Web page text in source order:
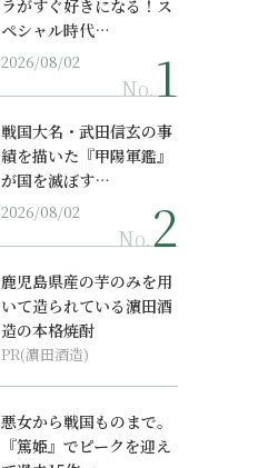
ラがすぐ好きになる！ス
ペシャル時代…
2026/08/02
No.
戦国大名・武田信玄の事
績を描いた『甲陽軍鑑』
が国を滅ぼす…
2026/08/02
No.
鹿児島県産の芋のみを用
いて造られている濵田酒
造の本格焼酎
PR(濵田酒造)
悪女から戦国ものまで。
『篤姫』でピークを迎え